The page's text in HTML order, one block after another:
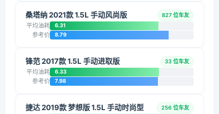
桑塔纳 2021款 1.5L 手动风尚版 827 位车友
平均油耗 6.31
参考价 8.79
锋范 2017款 1.5L 手动进取版 33 位车友
平均油耗 6.33
参考价 7.98
捷达 2019款 梦想版 1.5L 手动时尚型 256 位车友